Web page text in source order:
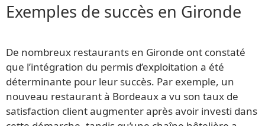
Exemples de succès en Gironde
De nombreux restaurants en Gironde ont constaté
que l’intégration du permis d’exploitation a été
déterminante pour leur succès. Par exemple, un
nouveau restaurant à Bordeaux a vu son taux de
satisfaction client augmenter après avoir investi dans